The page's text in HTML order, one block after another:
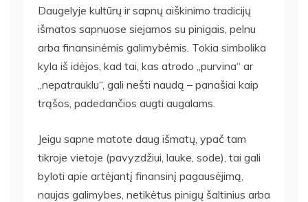
Daugelyje kultūrų ir sapnų aiškinimo tradicijų
išmatos sapnuose siejamos su pinigais, pelnu
arba finansinėmis galimybėmis. Tokia simbolika
kyla iš idėjos, kad tai, kas atrodo „purvina“ ar
„nepatrauklu“, gali nešti naudą – panašiai kaip
trąšos, padedančios augti augalams.
Jeigu sapne matote daug išmatų, ypač tam
tikroje vietoje (pavyzdžiui, lauke, sode), tai gali
byloti apie artėjantį finansinį pagausėjimą,
naujas galimybes, netikėtus pinigų šaltinius arba